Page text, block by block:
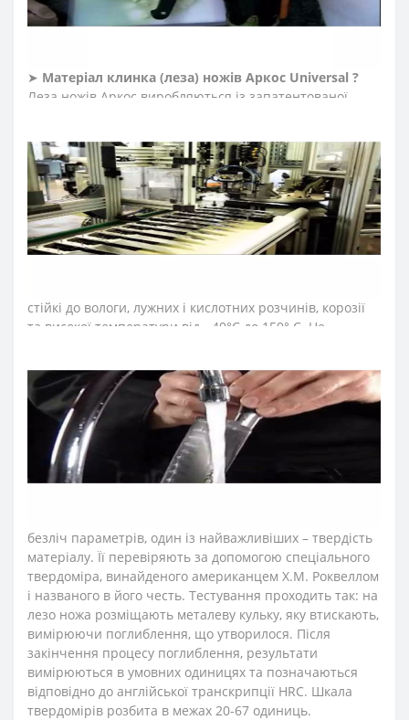
наближений до кованих ножів. Прокатні ножі – тонкі,
➤ Матеріал клинка (леза) ножів Аркос Universal ?
Леза ножів Аркос виробляються із запатентованої
ріжучої кромки, зберігають презентабельний
зовнішній вигляд під час всього періоду експлуатації.
➤Матеріал рукоятки(ручки)ножів Аркос серії
Universal ?
Рукоятку ножів виготовляють з пластичного
стійкі до вологи, лужних і кислотних розчинів, корозії
та високої температури від - 40°C до 150° C. Не
цілісність і зовнішній вигляд.
Упаковка ножів Аркос серії Universal ?
Ножі серії Universal – блістерна упаковка
➤Яка твердість за шкалою Роквелла(HRC)?
безліч параметрів, один із найважливіших – твердість
матеріалу. Її перевіряють за допомогою спеціального
твердоміра, винайденого американцем Х.М. Роквеллом
і названого в його честь. Тестування проходить так: на
лезо ножа розміщають металеву кульку, яку втискають,
вимірюючи поглиблення, що утворилося. Після
закінчення процесу поглиблення, результати
вимірюються в умовних одиницях та позначаються
відповідно до англійської транскрипції HRC. Шкала
твердомірів розбита в межах 20-67 одиниць.